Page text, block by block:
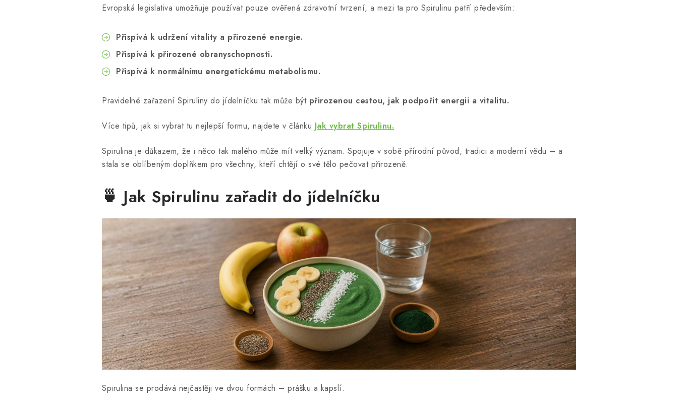
Evropská legislativa umožňuje používat pouze ověřená zdravotní tvrzení, a mezi ta pro Spirulinu patří především:
Přispívá k udržení vitality a přirozené energie.
Přispívá k přirozené obranyschopnosti.
Přispívá k normálnímu energetickému metabolismu.
Pravidelné zařazení Spiruliny do jídelníčku tak může být přirozenou cestou, jak podpořit energii a vitalitu.
Více tipů, jak si vybrat tu nejlepší formu, najdete v článku Jak vybrat Spirulinu.
Spirulina je důkazem, že i něco tak malého může mít velký význam. Spojuje v sobě přírodní původ, tradici a moderní vědu – a
stala se oblíbeným doplňkem pro všechny, kteří chtějí o své tělo pečovat přirozeně.
🍵 Jak Spirulinu zařadit do jídelníčku
Spirulina se prodává nejčastěji ve dvou formách – prášku a kapslí.